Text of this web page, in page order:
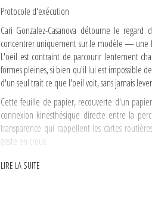
Protocole d'exécution
Cari Gonzalez-Casanova détourne le
concentrer uniquement sur le modèle —
L'oeil est contraint de parcourir lentement
formes pleines, si bien qu'il lui est impossible
d'un seul trait ce que l'oeil voit, sans jamais
Cette feuille de papier, recouverte d'un
connexion kinesthésique directe entre la
transparence qui rappellent les cartes
geste en creux.
LIRE LA SUITE